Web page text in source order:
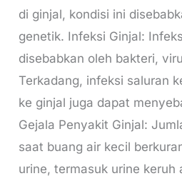
di ginjal, kondisi ini
genetik. Infeksi Ginjal:
disebabkan oleh bakteri,
Terkadang, infeksi saluran
ke ginjal juga dapat
Gejala Penyakit Ginjal:
saat buang air kecil
urine, termasuk urine keruh